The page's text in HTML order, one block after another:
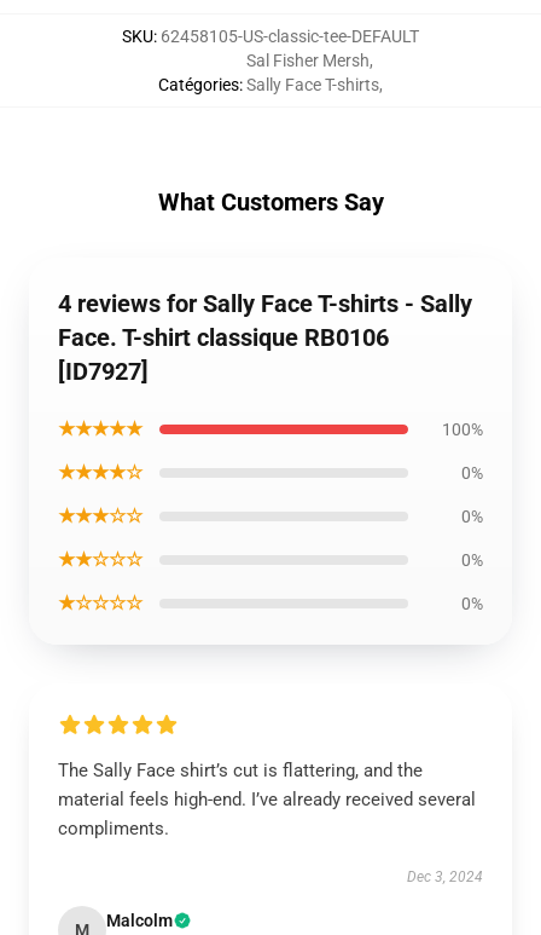
SKU: 62458105-US-classic-tee-DEFAULT
Catégories:
Sal Fisher Mersh,
Sally Face T-shirts,
What Customers Say
4 reviews for Sally Face T-shirts - Sally
Face. T-shirt classique RB0106
[ID7927]
★★★★★ 100%
★★★★☆ 0%
★★★☆☆ 0%
★★☆☆☆ 0%
★☆☆☆☆ 0%
The Sally Face shirt’s cut is flattering, and the
material feels high-end. I’ve already received several
compliments.
Dec 3, 2024
M Malcolm